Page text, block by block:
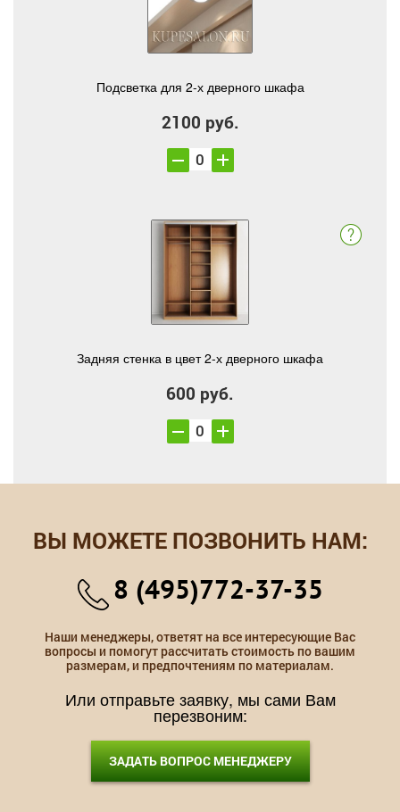
Подсветка для 2-х дверного шкафа
2100 руб.
Задняя стенка в цвет 2-х дверного шкафа
600 руб.
ВЫ МОЖЕТЕ ПОЗВОНИТЬ НАМ:
8 (495)772-37-35
Наши менеджеры, ответят на все интересующие Вас
вопросы и помогут рассчитать стоимость по вашим
размерам, и предпочтениям по материалам.
Или отправьте заявку, мы сами Вам
перезвоним:
ЗАДАТЬ ВОПРОС МЕНЕДЖЕРУ